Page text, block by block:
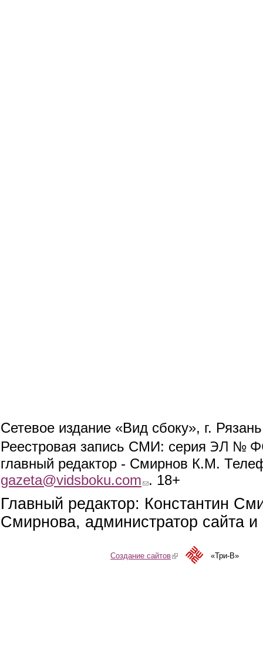
Сетевое издание «Вид сбоку», г.
Реестровая запись СМИ: серия ЭЛ №
главный редактор - Смирнов К.М.
gazeta@vidsboku.com (link sends e-mail)
. 18+
Главный редактор: Константин
Смирнова, администратор сайта
Создание сайтов(link is external)«Три-В»